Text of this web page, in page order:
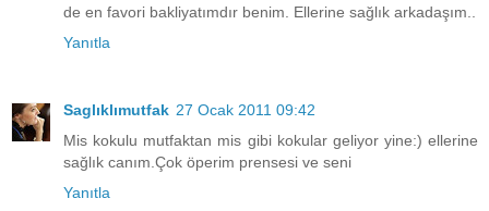
de en favori bakliyatımdır benim. Ellerine sağlık arkadaşım..
Yanıtla
Saglıklımutfak 27 Ocak 2011 09:42
Mis kokulu mutfaktan mis gibi kokular geliyor yine:) ellerine
sağlık canım.Çok öperim prensesi ve seni
Yanıtla